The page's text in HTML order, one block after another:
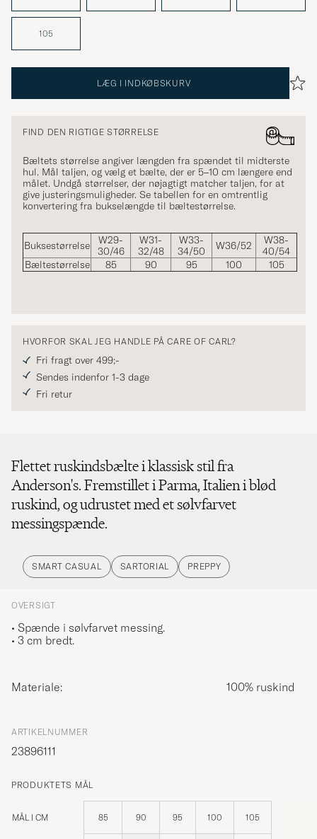
105
LÆG I INDKØBSKURV
FIND DEN RIGTIGE STØRRELSE
Bæltets størrelse angiver længden fra spændet til midterste
hul. Mål taljen, og vælg et bælte, der er 5–10 cm længere end
målet. Undgå størrelser, der nøjagtigt matcher taljen, for at
give justeringsmuligheder. Se tabellen for en omtrentlig
konvertering fra bukselængde til bæltestørrelse.
Buksestørrelse
W29-
30/46
W31-
32/48
W33-
34/50
W36/52
W38-
40/54
Bæltestørrelse
85 90 95 100 105
HVORFOR SKAL JEG HANDLE PÅ CARE OF CARL?
Fri fragt over 499;-
Sendes indenfor 1-3 dage
Fri retur
Flettet ruskindsbælte i klassisk stil fra
Anderson's. Fremstillet i Parma, Italien i blød
ruskind, og udrustet med et sølvfarvet
messingspænde.
SMART CASUAL SARTORIAL PREPPY
OVERSIGT
• Spænde i sølvfarvet messing.
• 3 cm bredt.
Materiale: 100% ruskind
ARTIKELNUMMER
23896111
PRODUKTETS MÅL
MÅL I CM 85 90 95 100 105